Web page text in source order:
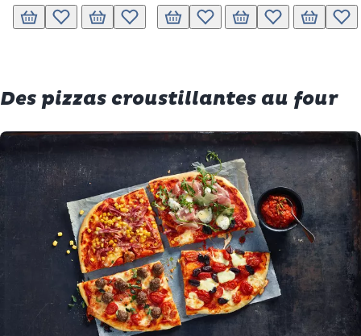
Ajouter au panier
Ajouter à la liste de souhaits.
Ajouter au panier
Ajouter à la liste de souhaits.
Ajouter au panier
Ajouter à la liste de souhaits.
Ajouter au panier
Ajouter à la liste
Ajouter au
Des pizzas croustillantes au four